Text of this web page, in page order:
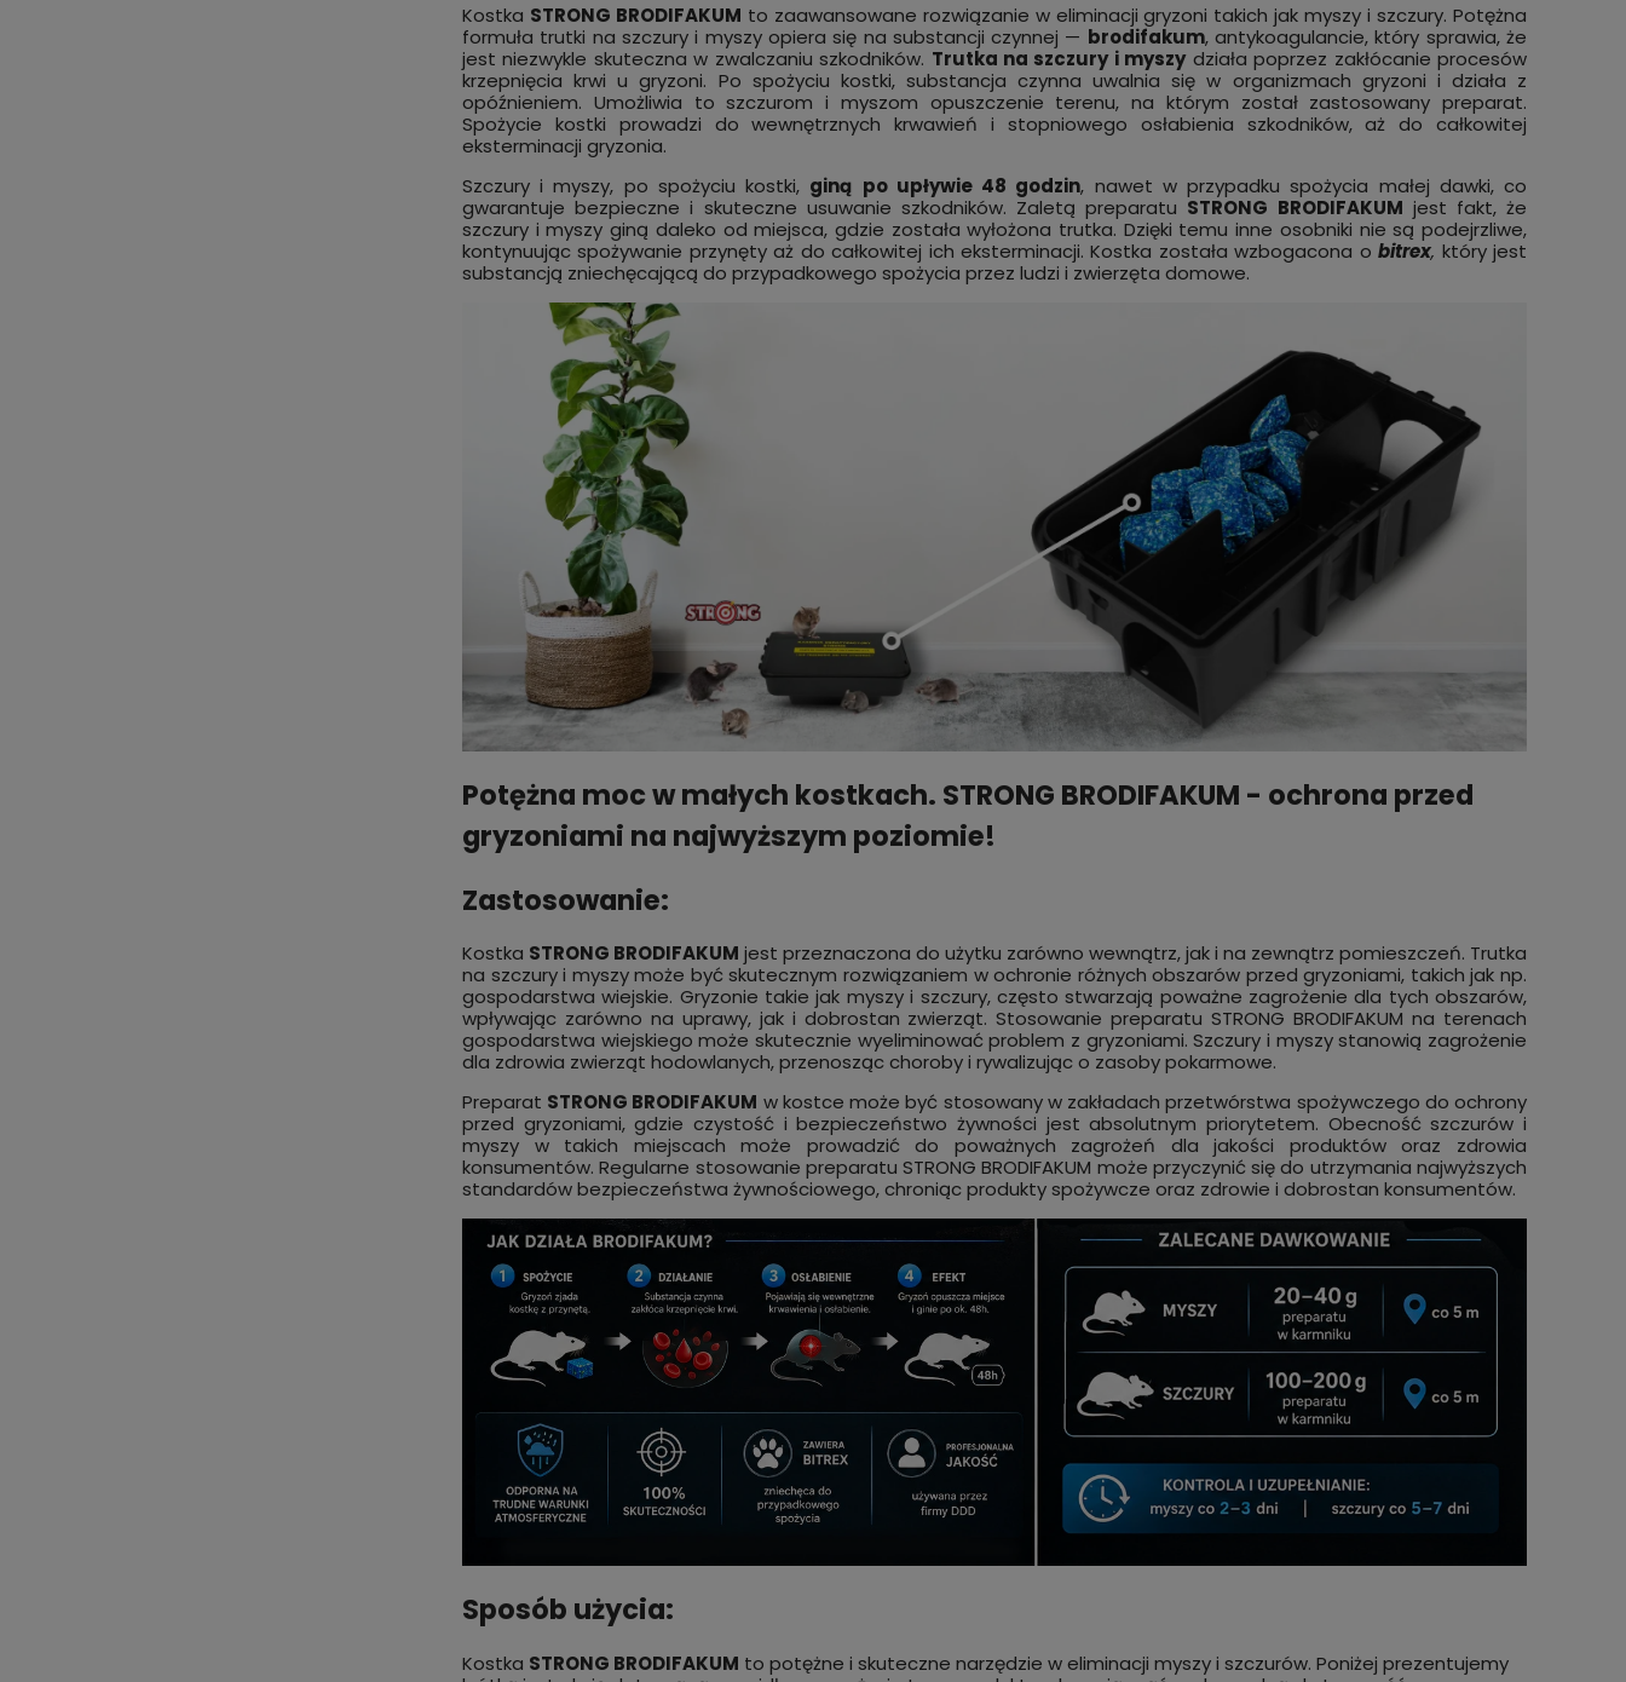
Kostka STRONG BRODIFAKUM to zaawansowane rozwiązanie w eliminacji gryzoni takich jak myszy i szczury. Potężna
formuła trutki na szczury i myszy opiera się na substancji czynnej — brodifakum, antykoagulancie, który sprawia, że
jest niezwykle skuteczna w zwalczaniu szkodników. Trutka na szczury i myszydziała poprzez zakłócanie procesów
krzepnięcia krwi u gryzoni. Po spożyciu kostki, substancja czynna uwalnia się w organizmach gryzoni i działa z
opóźnieniem. Umożliwia to szczurom i myszom opuszczenie terenu, na którym został zastosowany preparat.
Spożycie kostki prowadzi do wewnętrznych krwawień i stopniowego osłabienia szkodników, aż do całkowitej
eksterminacji gryzonia.
Szczury i myszy, po spożyciu kostki, giną po upływie 48 godzin, nawet w przypadku spożycia małej dawki, co
gwarantuje bezpieczne i skuteczne usuwanie szkodników. Zaletą preparatu STRONG BRODIFAKUM jest fakt, że
szczury i myszy giną daleko od miejsca, gdzie została wyłożona trutka. Dzięki temu inne osobniki nie są podejrzliwe,
kontynuując spożywanie przynęty aż do całkowitej ich eksterminacji. Kostka została wzbogacona obitrex, który jest
substancją zniechęcającą do przypadkowego spożycia przez ludzi i zwierzęta domowe.
Potężna moc w małych kostkach. STRONG BRODIFAKUM - ochrona przed
gryzoniami na najwyższym poziomie!
Zastosowanie:
Kostka STRONG BRODIFAKUM jest przeznaczona do użytku zarówno wewnątrz, jak i na zewnątrz pomieszczeń. Trutka
na szczury i myszy może być skutecznym rozwiązaniem w ochronie różnych obszarów przed gryzoniami, takich jak np.
gospodarstwa wiejskie. Gryzonie takie jak myszy i szczury, często stwarzają poważne zagrożenie dla tych obszarów,
wpływając zarówno na uprawy, jak i dobrostan zwierząt. Stosowanie preparatu STRONG BRODIFAKUM na terenach
gospodarstwa wiejskiego może skutecznie wyeliminować problem z gryzoniami. Szczury i myszy stanowią zagrożenie
dla zdrowia zwierząt hodowlanych, przenosząc choroby i rywalizując o zasoby pokarmowe.
Preparat STRONG BRODIFAKUM w kostce może być stosowany w zakładach przetwórstwa spożywczego do ochrony
przed gryzoniami, gdzie czystość i bezpieczeństwo żywności jest absolutnym priorytetem. Obecność szczurów i
myszy w takich miejscach może prowadzić do poważnych zagrożeń dla jakości produktów oraz zdrowia
konsumentów. Regularne stosowanie preparatu STRONG BRODIFAKUM może przyczynić się do utrzymania najwyższych
standardów bezpieczeństwa żywnościowego, chroniąc produkty spożywcze oraz zdrowie i dobrostan konsumentów.
Sposób użycia:
Kostka STRONG BRODIFAKUM to potężne i skuteczne narzędzie w eliminacji myszy i szczurów. Poniżej prezentujemy